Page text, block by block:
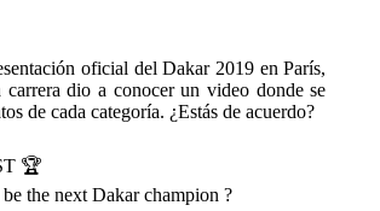
oficial del Dakar 2019 en París,
dio a conocer un video donde se
de cada categoría. ¿Estás de acuerdo?
🏆
the next Dakar champion ?